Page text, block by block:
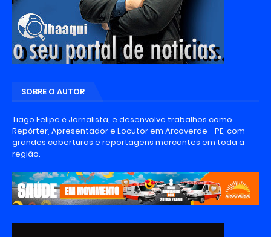
SOBRE O AUTOR
Tiago Felipe é Jornalista, e desenvolve trabalhos como
Repórter, Apresentador e Locutor em Arcoverde - PE, com
grandes coberturas e reportagens marcantes em toda a
região.